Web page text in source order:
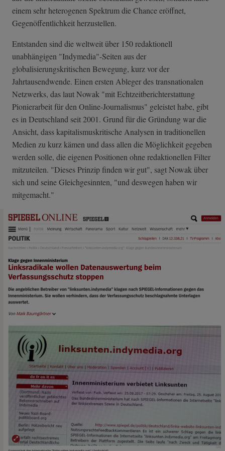
einem sehr heterogenen Spektrum die Chance eröffnet,
Gegenöffentlichkeit herzustellen.
Entstanden sind die weltweit über 150 redaktionell
unabhängigen "Indymedia"-Seiten aus der
globalisierungskritischen Bewegung, kurz vor der
Jahrtausendwende. Einen ersten Ableger des transnationalen
Netzwerks, das laut Nowak "mit Echtzeitberichterstattung
Pionierarbeit für den Online-Journalismus" geleistet habe, gibt
es in Deutschland seit 2001. Grund für die Gründung war die
Ansicht, dass kapitalismuskritische Analysen in traditionellen
Medien zu kurz kämen und dass allen die Möglichkeit gegeben
werden solle, die eigenen Positionen ohne redaktionellen Filter
mitzuteilen. "Dieses Prinzip finden wir gut", sagt Nowak über
sich und seine Gleichgesinnten, "und deswegen haben wir
mitgemacht."